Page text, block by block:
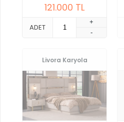
121.000 TL
ADET
+
-
Livora Karyola